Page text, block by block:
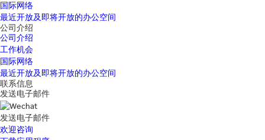
国际网络
最近开放及即将开放的办公空间
公司介绍
公司介绍
工作机会
国际网络
最近开放及即将开放的办公空间
联系信息
发送电子邮件
发送电子邮件
欢迎咨询